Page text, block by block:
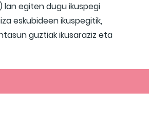
egiten dugu ikuspegi
eskubideen ikuspegitik,
guztiak ikusaraziz eta